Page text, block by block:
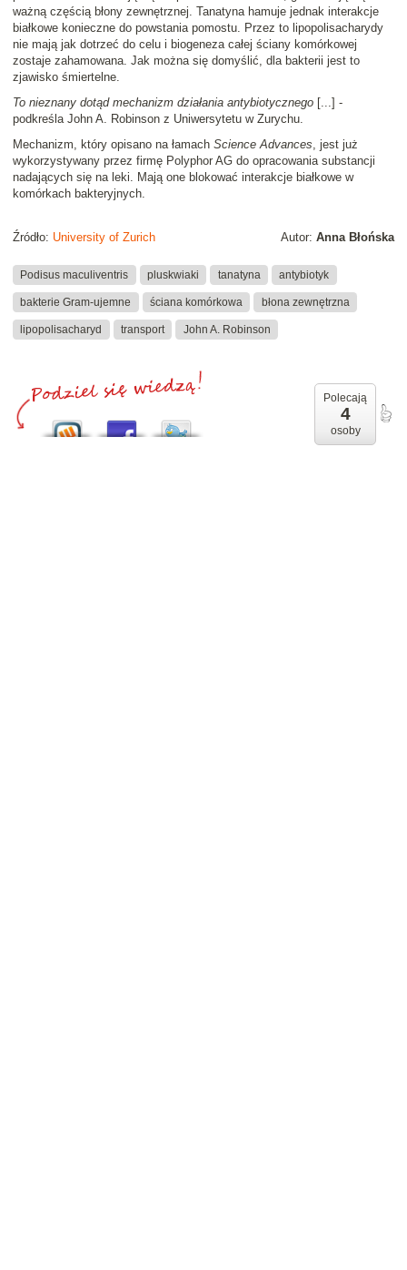
ważną częścią błony zewnętrznej. Tanatyna hamuje jednak interakcje
białkowe konieczne do powstania pomostu. Przez to lipopolisacharydy
nie mają jak dotrzeć do celu i biogeneza całej ściany komórkowej
zostaje zahamowana. Jak można się domyślić, dla bakterii jest to
zjawisko śmiertelne.
To nieznany dotąd mechanizm działania antybiotycznego [...] -
podkreśla John A. Robinson z Uniwersytetu w Zurychu.
Mechanizm, który opisano na łamach Science Advances, jest już
wykorzystywany przez firmę Polyphor AG do opracowania substancji
nadających się na leki. Mają one blokować interakcje białkowe w
komórkach bakteryjnych.
Autor: Anna Błońska
Źródło: University of Zurich
Podisus maculiventris pluskwiaki tanatyna antybiotyk
bakterie Gram-ujemne ściana komórkowa błona zewnętrzna
lipopolisacharyd transport John A. Robinson
Polecają
4
osoby